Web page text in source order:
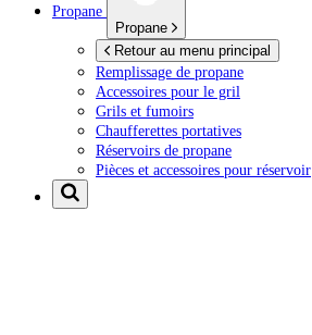
Propane
Propane
Retour au menu principal
Remplissage de propane
Accessoires pour le gril
Grils et fumoirs
Chaufferettes portatives
Réservoirs de propane
Pièces et accessoires pour réservoir